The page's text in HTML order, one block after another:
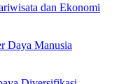
dan Ekonomi
Daya Manusia